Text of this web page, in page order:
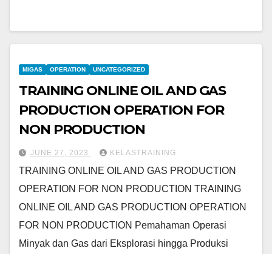
MIGAS OPERATION UNCATEGORIZED
TRAINING ONLINE OIL AND GAS
PRODUCTION OPERATION FOR
NON PRODUCTION
JUNE 27, 2023 KELASTRAINING
TRAINING ONLINE OIL AND GAS PRODUCTION
OPERATION FOR NON PRODUCTION TRAINING
ONLINE OIL AND GAS PRODUCTION OPERATION
FOR NON PRODUCTION Pemahaman Operasi
Minyak dan Gas dari Eksplorasi hingga Produksi